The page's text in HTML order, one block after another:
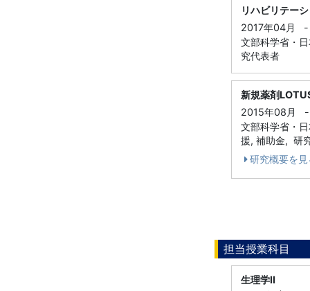
リハビリテー
2017年04月
-
文部科学省・
究代表者
新規薬剤
2015年08月
-
文部科学省・
援, 補助金, 研
研究概要を見
担当授業科目
生理学Ⅱ